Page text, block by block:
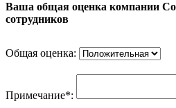
Ваша общая оценка компании
сотрудников
Общая оценка:
Примечание*: